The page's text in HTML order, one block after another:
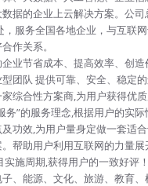
据的企业上云解决方案。公
服务全国各地企业，与互联
作关系。
业节省成本、提高效率、创造
团队 提供可靠、安全、稳定的
综合性方案商,为用户获得优
务”的服务理念,根据用户的实
功效,为用户量身定做一套适
帮助用户利用互联网的力量展
实施周期,获得用户的一致好评
、能源、文化、旅游、教育、